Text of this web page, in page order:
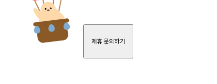
제휴 문의하기